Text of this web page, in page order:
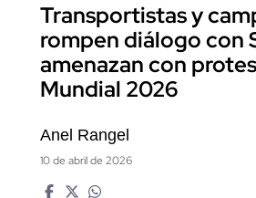
Transportistas y
rompen diálogo con
amenazan con
Mundial 2026
Anel Rangel
10 de abril de 2026